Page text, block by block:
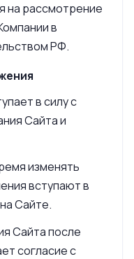
на рассмотрение
в
РФ.
в силу с
Сайта и
изменять
вступают в
Сайте.
Сайта после
согласие с